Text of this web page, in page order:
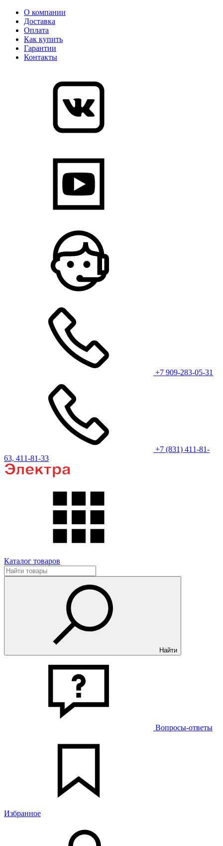
О компании
Доставка
Оплата
Как купить
Гарантии
Контакты
+7 909-283-05-31
+7 (831) 411-81-
63, 411-81-33
Каталог товаров
Найти
Вопросы-ответы
Избранное